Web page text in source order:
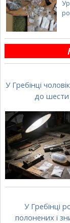
У Гребінці
до шести
У Гребінці
полонених і